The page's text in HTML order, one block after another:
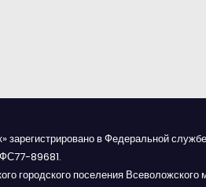
зарегистрировано в Федеральной
89681.
городского поселения Всеволожского